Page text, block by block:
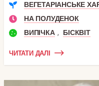
ВЕГЕТАРІАНСЬКЕ
НА ПОЛУДЕНОК
ВИПІЧКА , БІСКВІТ
ЧИТАТИ ДАЛІ